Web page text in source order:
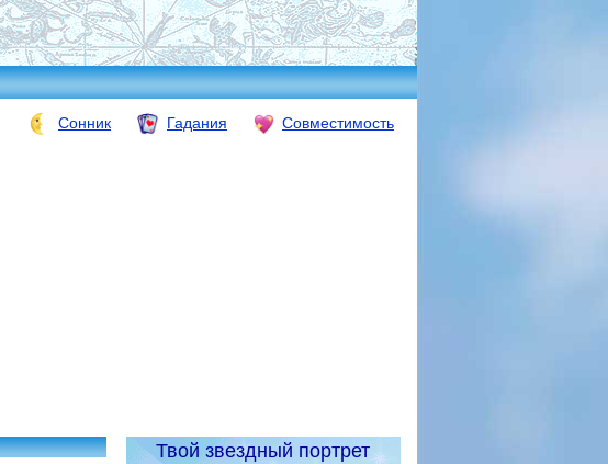
Сонник Гадания Совместимость
Твой звездный портрет